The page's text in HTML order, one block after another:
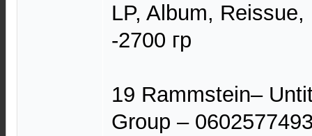
LP, Album,
-2700 гр
19 Rammstein–
Group ‎–